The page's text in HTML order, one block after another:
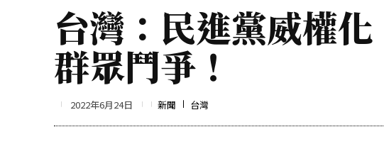
台灣：民進黨威權
群眾鬥爭！
2022年6月24日 新聞 台灣